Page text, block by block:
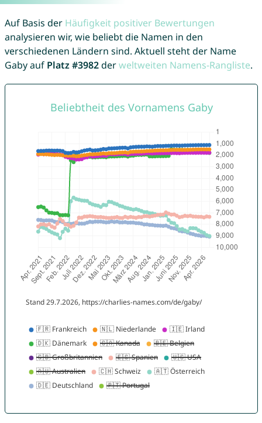
Auf Basis der Häufigkeit positiver Bewertungen
analysieren wir, wie beliebt die Namen in den
verschiedenen Ländern sind. Aktuell steht der Name
Gaby auf Platz #3982derweltweiten Namens-Rangliste.